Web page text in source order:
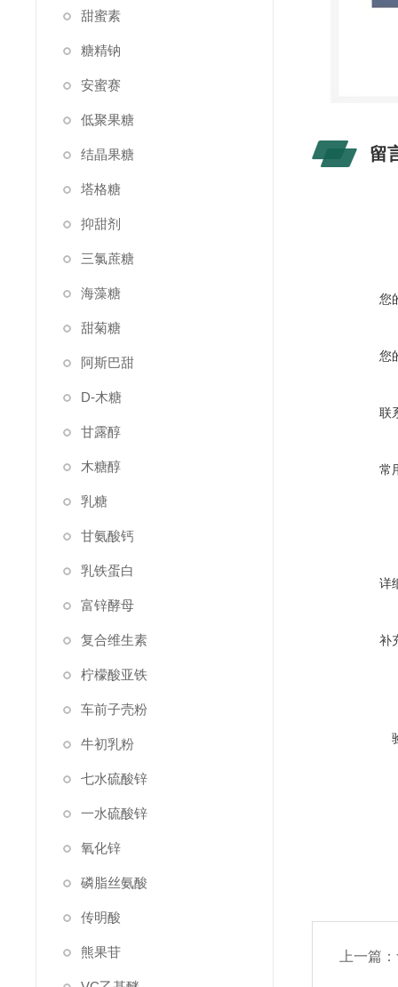
甜蜜素
糖精钠
安蜜赛
低聚果糖
结晶果糖
塔格糖
抑甜剂
三氯蔗糖
海藻糖
甜菊糖
阿斯巴甜
D-木糖
甘露醇
木糖醇
乳糖
甘氨酸钙
乳铁蛋白
富锌酵母
复合维生素
柠檬酸亚铁
车前子壳粉
牛初乳粉
七水硫酸锌
一水硫酸锌
氧化锌
磷脂丝氨酸
传明酸
熊果苷
留
您
您
联
常
详
补
上一篇：